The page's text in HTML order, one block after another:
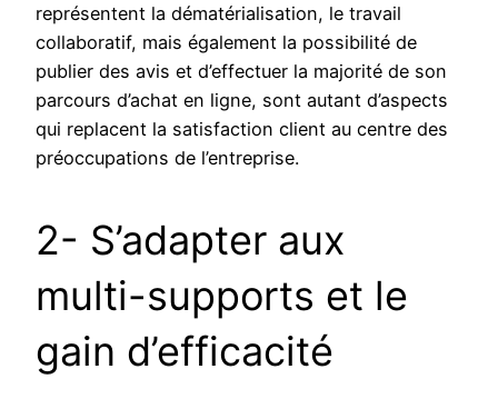
représentent la dématérialisation, le travail
collaboratif, mais également la possibilité de
publier des avis et d’effectuer la majorité de son
parcours d’achat en ligne, sont autant d’aspects
qui replacent la satisfaction client au centre des
préoccupations de l’entreprise.
2- S’adapter aux
multi-supports et le
gain d’efficacité